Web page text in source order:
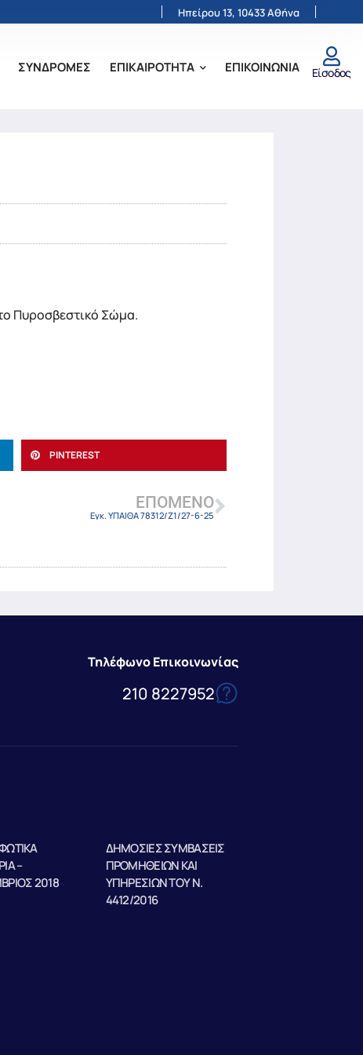
Ηπείρου 13, 10433 Αθήνα
ΣΥΝΔΡΟΜΕΣ ΕΠΙΚΑΙΡΟΤΗΤΑ ΕΠΙΚΟΙΝΩΝΙΑ Είσοδος
Πυροσβεστικό Σώμα.
PINTEREST
ΕΠΌΜΕΝΟ
Εγκ. ΥΠΑΙΘΑ 78312/Ζ1/27-6-25
Τηλέφωνο Επικοινωνίας
210 8227952
–
2018
ΔΗΜΟΣΙΕΣ ΣΥΜΒΑΣΕΙΣ
ΠΡΟΜΗΘΕΙΩΝ ΚΑΙ
ΥΠΗΡΕΣΙΩΝ ΤΟΥ Ν.
4412/2016